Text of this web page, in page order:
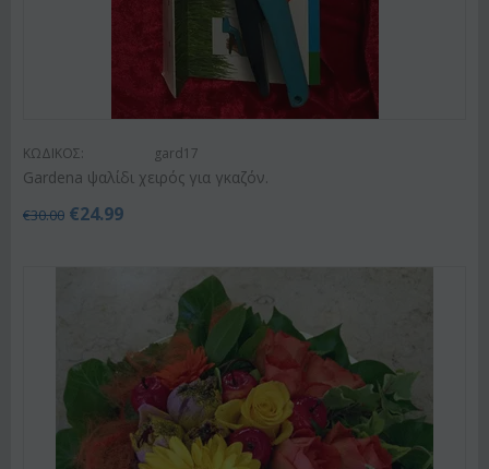
ΚΩΔΙΚΟΣ: gard17
Gardena ψαλίδι χειρός για γκαζόν.
€30.00 €24.99